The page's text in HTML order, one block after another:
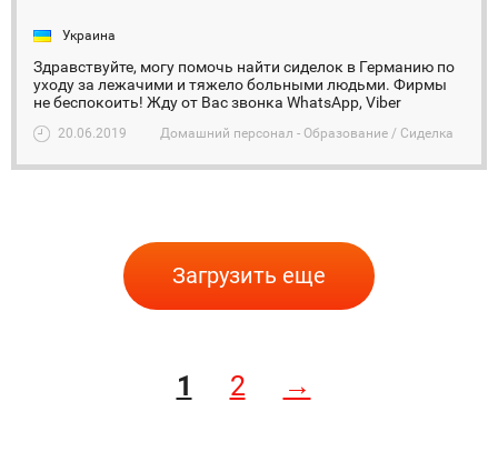
Украина
Здравствуйте, могу помочь найти сиделок в Германию по
уходу за лежачими и тяжело больными людьми. Фирмы
не беспокоить! Жду от Вас звонка WhatsApp, Viber
20.06.2019 Домашний персонал - Образование / Сиделка
Загрузить еще
1 2 →